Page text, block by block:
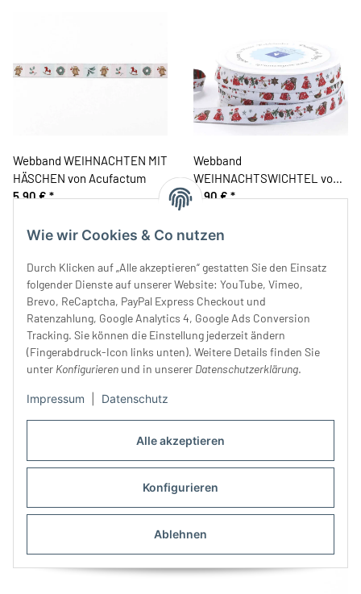
Alle akzeptieren
Konfigurieren
Ablehnen
Wie wir Cookies & Co nutzen
Durch Klicken auf „Alle akzeptieren“ gestatten Sie den Einsatz
folgender Dienste auf unserer Website: YouTube, Vimeo,
Brevo, ReCaptcha, PayPal Express Checkout und
Ratenzahlung, Google Analytics 4, Google Ads Conversion
Tracking. Sie können die Einstellung jederzeit ändern
(Fingerabdruck-Icon links unten). Weitere Details finden Sie
unter Konfigurieren und in unserer Datenschutzerklärung.
Impressum Datenschutz
Webband WEIHNACHTEN MIT
HÄSCHEN von Acufactum
5,90 €*
Webband
WEIHNACHTSWICHTEL von
Acufactum
4,90 €*
Kamelien-Blüten, 38 mm
Webband IMELDA von
Acufactum